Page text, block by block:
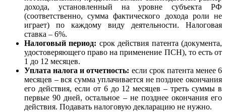
дохода, установленный на уровне субъекта РФ
(соответственно, сумма фактического дохода роли не
играет) по каждому виду деятельности. Налоговая
ставка – 6%.
Налоговый период: срок действия патента (документа,
удостоверяющего право на применение ПСН), то есть от
1 до 12 месяцев.
Уплата налога и отчетность: если срок патента менее 6
месяцев – вся сумма уплачивается не позднее окончания
его действия, если от 6 до 12 месяцев – треть суммы в
первые 90 дней, остальное – не позднее окончания его
действия. Подавать налоговую декларацию не нужно.